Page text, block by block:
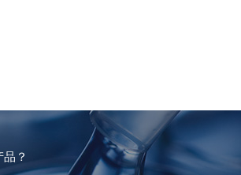
？